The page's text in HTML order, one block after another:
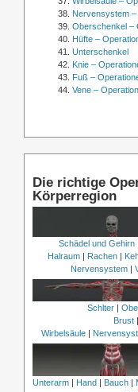
Nervensystem
Oberschenkel –
Hüfte –
Unterschenkel
Knie –
Fuß –
Vene –
Die richtige
Körperregion
Schädel und Gehirn|
Halraum| Rachen|
Nervensystem |
Schlter|
Brust|
Wirbelsäule
Unterarm| Hand Bauch|